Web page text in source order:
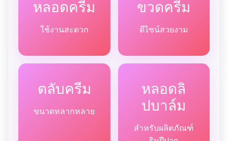
หลอดครีม
ใช้งานสะดวก
ขวดครีม
ดีไซน์สวยงาม
ตลับครีม
ขนาดหลากหลาย
หลอดลิ
ปบาล์ม
สำหรับผลิตภัณฑ์